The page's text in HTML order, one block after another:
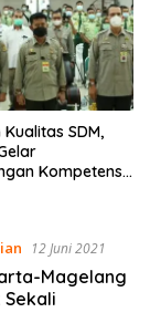
SDM,
Kompetensi
12 Juni 2021
Magelang
Sekali